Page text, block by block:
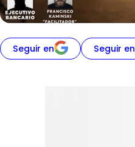
Seguir en Seguir en